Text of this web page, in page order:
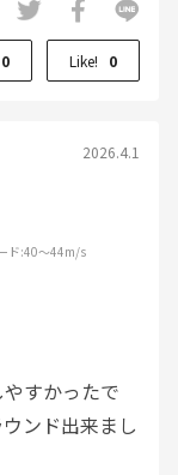
0 Like! 0
2026.4.1
ド:40～44m/s
すかったで
ンド出来まし